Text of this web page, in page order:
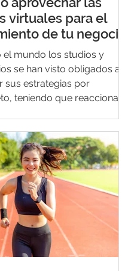
virtuales para el
de tu negocio?
el mundo los studios y
se han visto obligados a
sus estrategias por
teniendo que reaccionar